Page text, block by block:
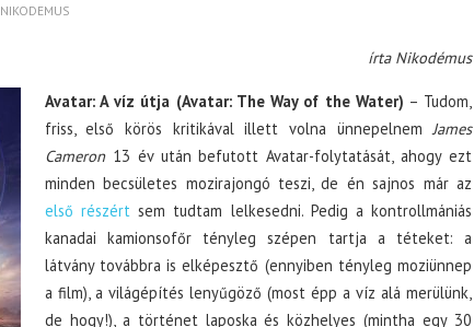
NIKODEMUS
írta Nikodémus
Avatar: A víz útja (Avatar: The Way of the Water) – Tudom,
friss, első körös kritikával illett volna ünnepelnemJames
Cameron13 év után befutott Avatar-folytatását, ahogy ezt
minden becsületes mozirajongó teszi, de én sajnos már az
első részértsem tudtam lelkesedni. Pedig a kontrollmániás
kanadai kamionsofőr tényleg szépen tartja a téteket: a
látvány továbbra is elképesztő (ennyiben tényleg moziünnep
a film), a világépítés lenyűgöző (most épp a víz alá merülünk,
de hogy!), a történet laposka és közhelyes (mintha egy 30